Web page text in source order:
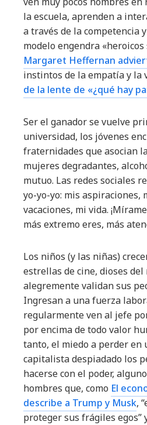
la escuela, aprenden a
a través de la competencia
modelo engendra «heroicos
Margaret Heffernan
instintos de la empatía y la
de la lente de «¿qué hay
Ser el ganador se vuelve
universidad, los jóvenes
fraternidades que asocian
mujeres degradantes,
mutuo. Las redes sociales
yo-yo-yo: mis aspiraciones,
vacaciones, mi vida.
más extremo eres, más
Los niños (y las niñas)
estrellas de cine, dioses
alegremente validan sus
Ingresan a una fuerza
regularmente ven al jefe
por encima de todo valor
tanto, el miedo a perder en
capitalista despiadado los
hacerse con el poder,
hombres que, como El
describe a Trump y Musk,
proteger sus frágiles egos”